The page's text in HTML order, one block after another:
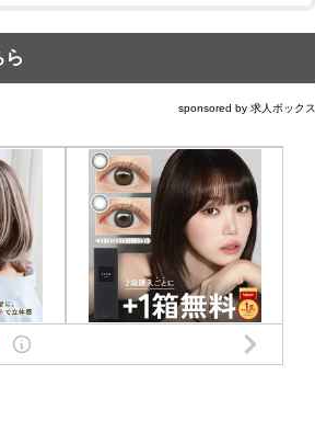
ら
sponsored by 求人ボックス